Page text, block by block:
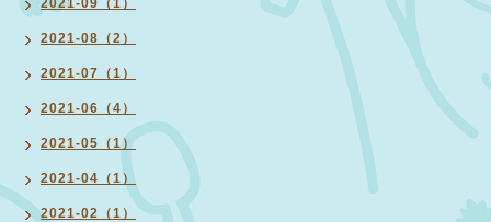
2021-09（1）
2021-08（2）
2021-07（1）
2021-06（4）
2021-05（1）
2021-04（1）
2021-02（1）